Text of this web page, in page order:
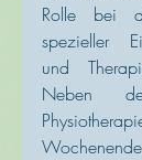
Rolle bei
spezieller
und
Neben